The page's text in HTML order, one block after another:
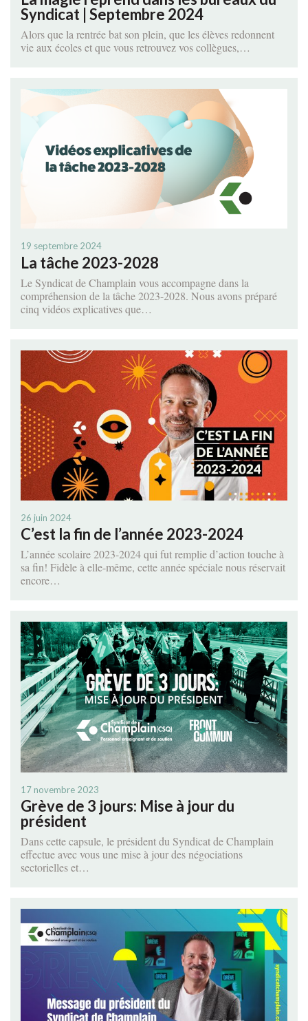
Syndicat | Septembre 2024
Alors que la rentrée bat son plein, que les élèves redonnent
vie aux écoles et que vous retrouvez vos collègues,…
19 septembre 2024
La tâche 2023-2028
Le Syndicat de Champlain vous accompagne dans la
compréhension de la tâche 2023-2028. Nous avons préparé
cinq vidéos explicatives que…
26 juin 2024
C’est la fin de l’année 2023-2024
L’année scolaire 2023-2024 qui fut remplie d’action touche à
sa fin! Fidèle à elle-même, cette année spéciale nous réservait
encore…
17 novembre 2023
Grève de 3 jours: Mise à jour du
président
Dans cette capsule, le président du Syndicat de Champlain
effectue avec vous une mise à jour des négociations
sectorielles et…